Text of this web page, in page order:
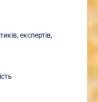
експертів,